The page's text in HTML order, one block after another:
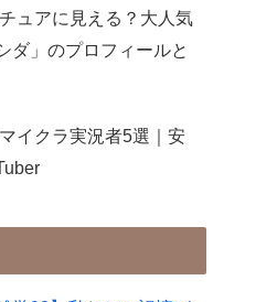
ュアに見える？大人気
ダ」のプロフィールと
イクラ実況者5選｜安